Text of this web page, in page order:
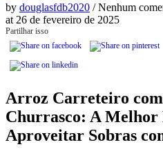
by douglasfdb2020 / Nenhum
at 26 de fevereiro de 2025
Partilhar isso
Arroz Carreteiro com
Churrasco: A Melhor
Aproveitar Sobras